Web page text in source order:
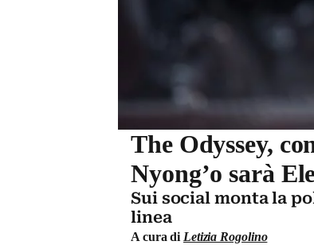
The Odyssey,
Nyong’o sarà
Sui social monta la
linea
A cura diLetizia Rogolino